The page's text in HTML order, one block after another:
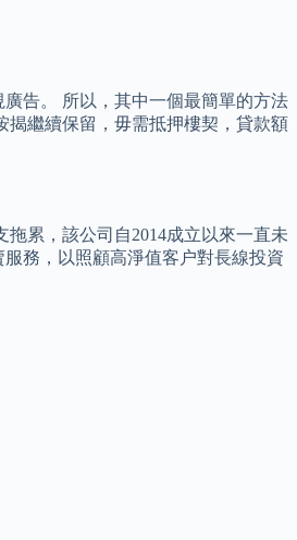
告。 所以，其中一個最簡單的方法
繼續保留，毋需抵押樓契，貸款額
累，該公司自2014成立以來一直未
務，以照顧高淨值客户對長線投資